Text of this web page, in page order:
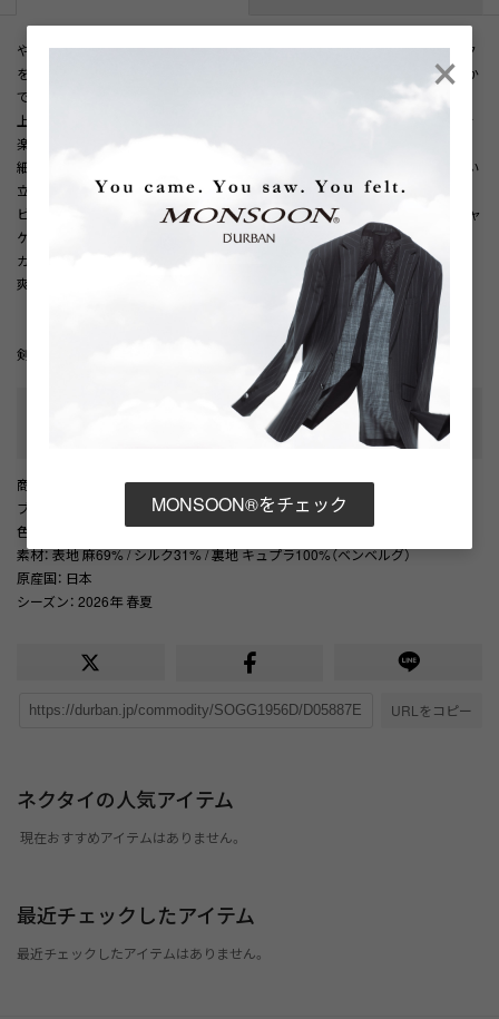
やや明るめのブルーをベースに、無地調に見えるほど細かいブロックチェック
を全面に配し、シャンパンゴールドの小ぶりなドットを広めに散らした華やか
で爽やかな印象のブルーブロックドットネクタイ。
上質なシルク100％を使用し、滑らかでしなやかな締め心地と上品な光沢感を
楽しめます。
細やかなブロックチェックと控えめなゴールドドットがVゾーンにさりげない
立体感を与え、明るく洗練された印象を演出します。
ビジネスはもちろん、パーティーやセミフォーマルシーンにもおすすめで、ジャ
ケットスタイルのアクセントとしてもお勧めです。
カラーはブルーをベースに、シャンパンゴールドのドットアクセント入りで、
爽やかで華やかなVゾーンを作ります。
剣先幅：8㎝
商品番号
： D05887EM002038
ブランド商品番号
： 1606280304 33
色
素材： 表地 麻69% / シルク31% / 裏地 キュプラ100%（ベンベルグ）
原産国： 日本
シーズン： 2026年 春夏
URLをコピー
ネクタイの人気アイテム
現在おすすめアイテムはありません。
最近チェックしたアイテム
最近チェックしたアイテムはありません。
×
MONSOON®をチェック